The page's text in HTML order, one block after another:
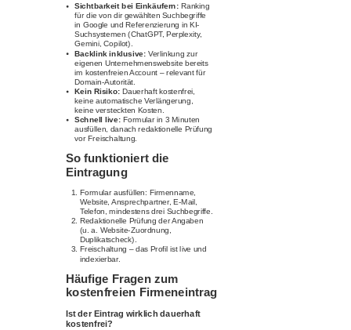
Sichtbarkeit bei Einkäufern: Ranking
für die von dir gewählten Suchbegriffe
in Google und Referenzierung in KI-
Suchsystemen (ChatGPT, Perplexity,
Gemini, Copilot).
Backlink inklusive: Verlinkung zur
eigenen Unternehmenswebsite bereits
im kostenfreien Account – relevant für
Domain-Autorität.
Kein Risiko: Dauerhaft kostenfrei,
keine automatische Verlängerung,
keine versteckten Kosten.
Schnell live: Formular in 3 Minuten
ausfüllen, danach redaktionelle Prüfung
vor Freischaltung.
So funktioniert die
Eintragung
Formular ausfüllen: Firmenname,
Website, Ansprechpartner, E-Mail,
Telefon, mindestens drei Suchbegriffe.
Redaktionelle Prüfung der Angaben
(u. a. Website-Zuordnung,
Duplikatscheck).
Freischaltung – das Profil ist live und
indexierbar.
Häufige Fragen zum
kostenfreien Firmeneintrag
Ist der Eintrag wirklich dauerhaft
kostenfrei?